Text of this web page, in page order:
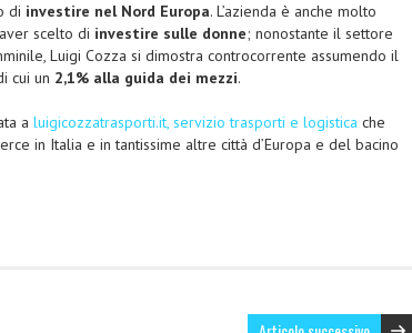
di investire nel Nord Europa. L’azienda è anche molto
scelto di investire sulle donne; nonostante il settore
Luigi Cozza si dimostra controcorrente assumendo il
cui un 2,1% alla guida dei mezzi.
a luigicozzatrasporti.it, servizio trasporti e logistica che
in Italia e in tantissime altre città d’Europa e del bacino